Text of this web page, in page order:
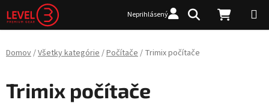
Prejsť na obsah
Neprihlásený Hľadať
Domov/Všetky kategórie/Počítače/ Trimix počítače
Trimix počítače